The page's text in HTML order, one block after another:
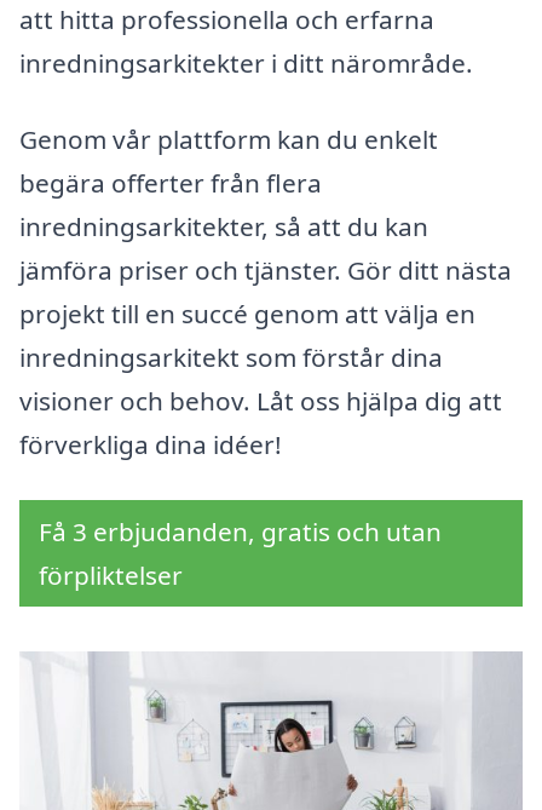
att hitta professionella och erfarna
inredningsarkitekter i ditt närområde.
Genom vår plattform kan du enkelt
begära offerter från flera
inredningsarkitekter, så att du kan
jämföra priser och tjänster. Gör ditt nästa
projekt till en succé genom att välja en
inredningsarkitekt som förstår dina
visioner och behov. Låt oss hjälpa dig att
förverkliga dina idéer!
Få 3 erbjudanden, gratis och utan
förpliktelser